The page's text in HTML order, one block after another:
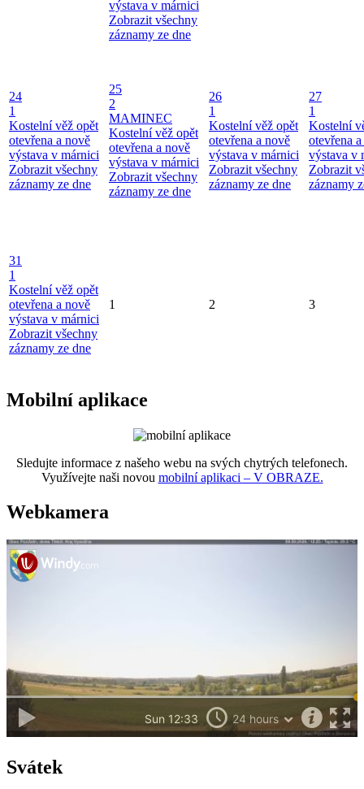
výstava v márnici
Zobrazit všechny
záznamy ze dne
24
1
Kostelní věž opět
otevřena a nově
výstava v márnici
Zobrazit všechny
záznamy ze dne
25
2
MAMINEC
Kostelní věž opět
otevřena a nově
výstava v márnici
Zobrazit všechny
záznamy ze dne
26
1
Kostelní věž opět
otevřena a nově
výstava v márnici
Zobrazit všechny
záznamy ze dne
27
1
Kostelní
otevřena
výstava v
Zobrazit
záznamy
31
1
Kostelní věž opět
otevřena a nově
výstava v márnici
Zobrazit všechny
záznamy ze dne
1 2 3
Mobilní aplikace
Sledujte informace z našeho webu na svých chytrých telefonech.
Využívejte naši novou mobilní aplikaci – V OBRAZE.
Webkamera
Svátek